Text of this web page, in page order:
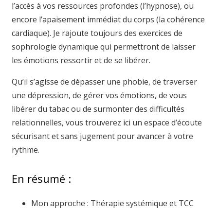
l’accès à vos ressources profondes (l’hypnose), ou
encore l’apaisement immédiat du corps (la cohérence
cardiaque). Je rajoute toujours des exercices de
sophrologie dynamique qui permettront de laisser
les émotions ressortir et de se libérer.
Qu’il s’agisse de dépasser une phobie, de traverser
une dépression, de gérer vos émotions, de vous
libérer du tabac ou de surmonter des difficultés
relationnelles, vous trouverez ici un espace d’écoute
sécurisant et sans jugement pour avancer à votre
rythme.
En résumé :
Mon approche : Thérapie systémique et TCC